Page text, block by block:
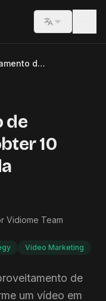
Switch
Estratégia de reaproveitamento de conteúdo: como obter 10 vezes mais de cada conteúdo
de
10
Vidiome Team
Video Marketing
de
um vídeo em